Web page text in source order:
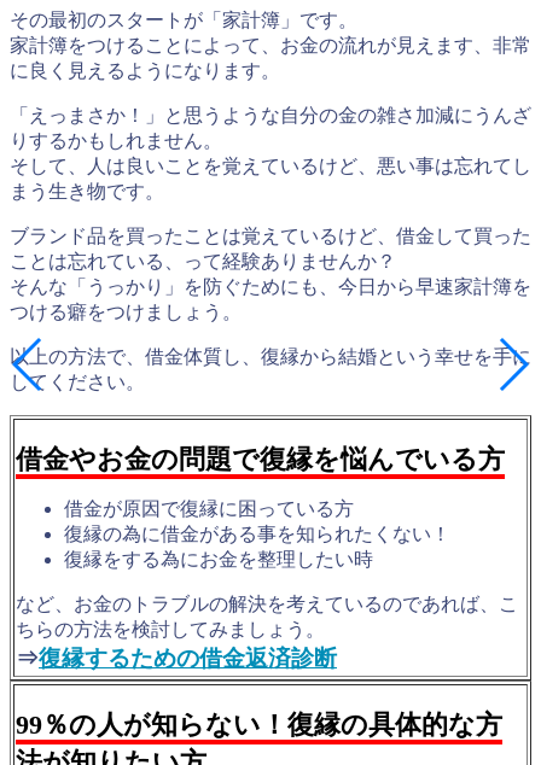
その最初のスタートが「家計簿」です。
家計簿をつけることによって、お金の流れが見えます、 非常
に良く見えるようになります。
「えっまさか！」と思うような自分の金の雑さ加減にうんざ
りするかもしれません。
そして、人は良いことを覚えているけど、悪い事は忘れてし
まう生き物です。
ブランド品を買ったことは覚えているけど、借金して買った
ことは忘れている、って経験ありませんか？
そんな「うっかり」を防ぐためにも、今日から早速家計簿を
つける癖をつけましょう。
以上の方法で、借金体質し、復縁から結婚という幸せを手に
してください。
借金やお金の問題で復縁を悩んでいる方
借金が原因で復縁に困っている方
復縁の為に借金がある事を知られたくない！
復縁をする為にお金を整理したい時
など、お金のトラブルの解決を考えているのであれば、こ
ちらの方法を検討してみましょう。
⇒復縁するための借金返済診断
99％の人が知らない！復縁の具体的な方